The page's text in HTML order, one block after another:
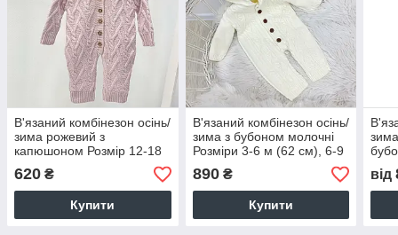
В'язаний комбінезон осінь/
зима рожевий з
капюшоном Розмір 12-18
міс.
620 ₴
Купити
В'язаний комбінезон осінь/
зима з бубоном молочні
Розміри 3-6 м (62 см), 6-9
м (68 см), 9-12 м (74 см)
890₴
Купити
(74
від